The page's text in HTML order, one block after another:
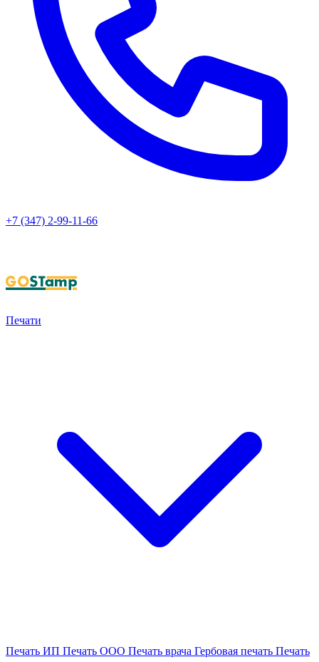
+7 (347) 2-99-11-66
Печати
Печать ИП Печать ООО Печать врача Гербовая печать Печать